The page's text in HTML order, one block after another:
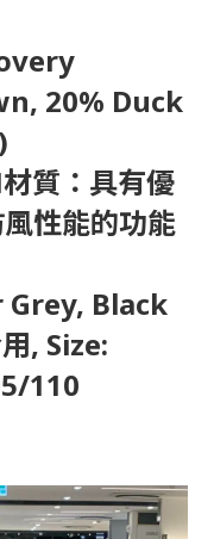
20% Duck
質：具有優
性能的功能
Black
, Size:
110